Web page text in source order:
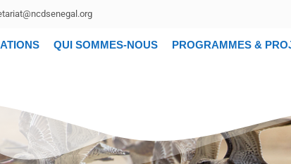
QUI SOMMES-NOUS PROGRAMMES &